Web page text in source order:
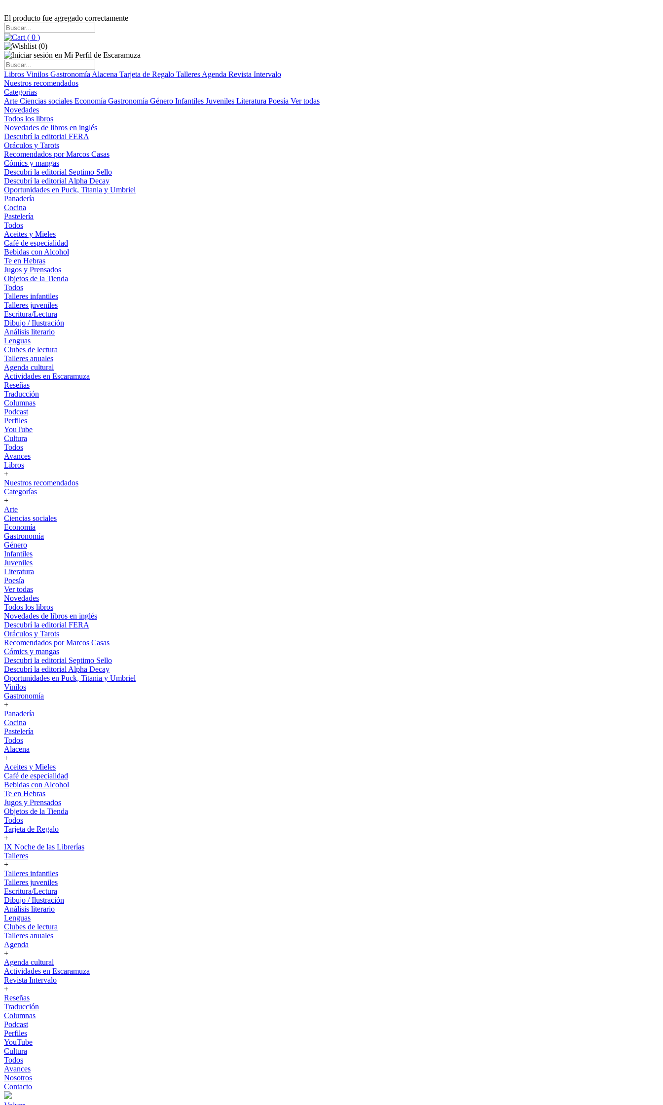
El producto fue agregado correctamente
( 0 )
(0)
Libros Vinilos Gastronomía Alacena Tarjeta de Regalo Talleres Agenda Revista Intervalo
Nuestros recomendados
Categorías
Arte Ciencias sociales Economía Gastronomía Género Infantiles Juveniles Literatura Poesía Ver todas
Novedades
Todos los libros
Novedades de libros en inglés
Descubrí la editorial FERA
Oráculos y Tarots
Recomendados por Marcos Casas
Cómics y mangas
Descubri la editorial Septimo Sello
Descubrí la editorial Alpha Decay
Oportunidades en Puck, Titania y Umbriel
Panadería
Cocina
Pastelería
Todos
Aceites y Mieles
Café de especialidad
Bebidas con Alcohol
Te en Hebras
Jugos y Prensados
Objetos de la Tienda
Todos
Talleres infantiles
Talleres juveniles
Escritura/Lectura
Dibujo / Ilustración
Análisis literario
Lenguas
Clubes de lectura
Talleres anuales
Agenda cultural
Actividades en Escaramuza
Reseñas
Traducción
Columnas
Podcast
Perfiles
YouTube
Cultura
Todos
Avances
Libros
+
Nuestros recomendados
Categorías
+
Arte
Ciencias sociales
Economía
Gastronomía
Género
Infantiles
Juveniles
Literatura
Poesía
Ver todas
Novedades
Todos los libros
Novedades de libros en inglés
Descubrí la editorial FERA
Oráculos y Tarots
Recomendados por Marcos Casas
Cómics y mangas
Descubri la editorial Septimo Sello
Descubrí la editorial Alpha Decay
Oportunidades en Puck, Titania y Umbriel
Vinilos
Gastronomía
+
Panadería
Cocina
Pastelería
Todos
Alacena
+
Aceites y Mieles
Café de especialidad
Bebidas con Alcohol
Te en Hebras
Jugos y Prensados
Objetos de la Tienda
Todos
Tarjeta de Regalo
+
IX Noche de las Librerías
Talleres
+
Talleres infantiles
Talleres juveniles
Escritura/Lectura
Dibujo / Ilustración
Análisis literario
Lenguas
Clubes de lectura
Talleres anuales
Agenda
+
Agenda cultural
Actividades en Escaramuza
Revista Intervalo
+
Reseñas
Traducción
Columnas
Podcast
Perfiles
YouTube
Cultura
Todos
Avances
Nosotros
Contacto